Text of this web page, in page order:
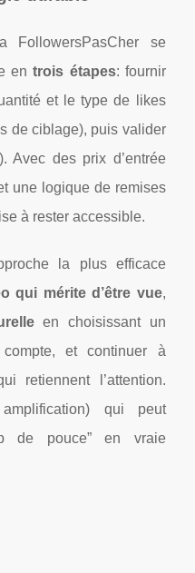
FollowersPasCher se
entrois étapes: fournir
et le type de likes
de ciblage), puis valider
Avec des prix d’entrée
une logique de remises
à rester accessible.
la plus efficace
qui mérite d’être vue,
en choisissant un
et continuer à
retiennent l’attention.
qui peut
de pouce” en vraie